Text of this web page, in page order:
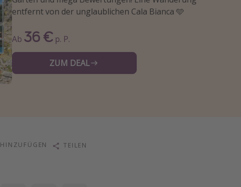
entfernt von der unglaublichen Cala Bianca 🩵
Ab 36 € p. P.
ZUM DEAL
HINZUFÜGEN TEILEN